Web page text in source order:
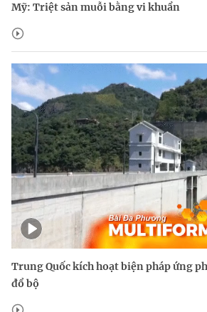
Mỹ: Triệt sản muỗi bằng vi khuẩn
Trung Quốc kích hoạt biện pháp ứng
đổ bộ